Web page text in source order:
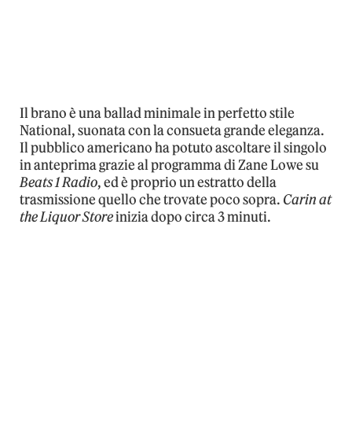
Il brano è una ballad minimale in perfetto stile
National, suonata con la consueta grande eleganza.
Il pubblico americano ha potuto ascoltare il singolo
in anteprima grazie al programma di Zane Lowe su
Beats 1 Radio, ed è proprio un estratto della
trasmissione quello che trovate poco sopra. Carin at
the Liquor Storeinizia dopo circa 3 minuti.